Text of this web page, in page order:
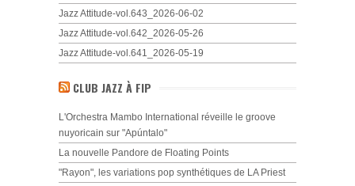
Jazz Attitude-vol.643_2026-06-02
Jazz Attitude-vol.642_2026-05-26
Jazz Attitude-vol.641_2026-05-19
CLUB JAZZ À FIP
L'Orchestra Mambo International réveille le groove
nuyoricain sur "Apúntalo"
La nouvelle Pandore de Floating Points
"Rayon", les variations pop synthétiques de LA Priest